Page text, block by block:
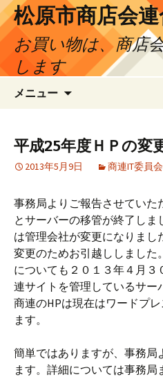
松原市商店会
お買い物は、商店
します
メニュー
ン
ツ
へ
キ
ッ
プ
平成25年度ＨＰの変
2013年5月9日 商連IT委員会
事務局よりご報告させていた
とサーバーの移管が終了し
は管理会社が変更になりま
変更のためお引越ししました
についても２０１３年４月
連サイトを管理しているサー
商連のHPは現在はワードプ
ます。
簡単ではありますが、事務局
ます。詳細については事務局